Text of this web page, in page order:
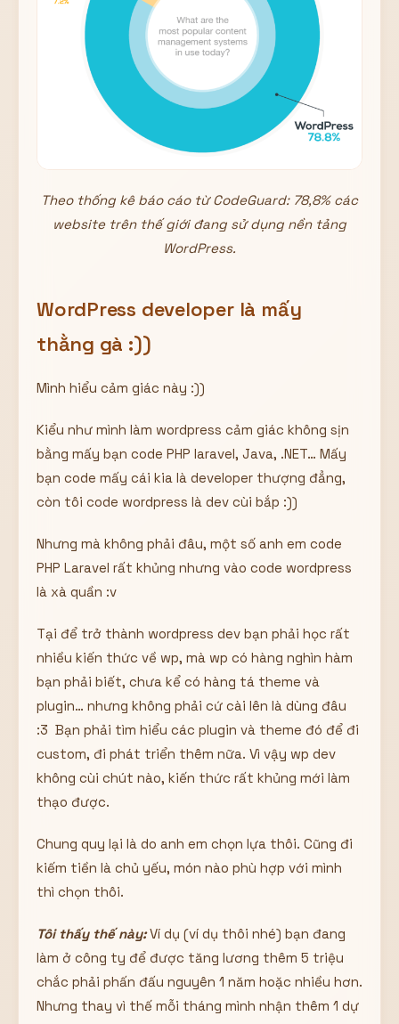
Theo thống kê báo cáo từ CodeGuard: 78,8% các
website trên thế giới đang sử dụng nền tảng
WordPress.
WordPress developer là mấy
thằng gà :))
Mình hiểu cảm giác này :))
Kiểu như mình làm wordpress cảm giác không sịn
bằng mấy bạn code PHP laravel, Java, .NET… Mấy
bạn code mấy cái kia là developer thượng đẳng,
còn tôi code wordpress là dev cùi bắp :))
Nhưng mà không phải đâu, một số anh em code
PHP Laravel rất khủng nhưng vào code wordpress
là xà quần :v
Tại để trở thành wordpress dev bạn phải học rất
nhiều kiến thức về wp, mà wp có hàng nghìn hàm
bạn phải biết, chưa kể có hàng tá theme và
plugin… nhưng không phải cứ cài lên là dùng đâu
:3 Bạn phải tìm hiểu các plugin và theme đó để đi
custom, đi phát triển thêm nữa. Vì vậy wp dev
không cùi chút nào, kiến thức rất khủng mới làm
thạo được.
Chung quy lại là do anh em chọn lựa thôi. Cũng đi
kiếm tiền là chủ yếu, món nào phù hợp với mình
thì chọn thôi.
Tôi thấy thế này: Ví dụ (ví dụ thôi nhé) bạn đang
làm ở công ty để được tăng lương thêm 5 triệu
chắc phải phấn đấu nguyên 1 năm hoặc nhiều hơn.
Nhưng thay vì thế mỗi tháng mình nhận thêm 1 dự